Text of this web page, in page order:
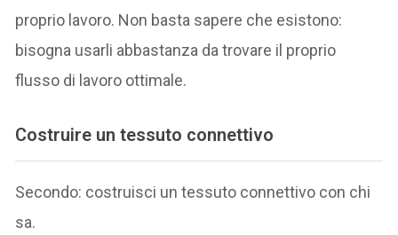
proprio lavoro. Non basta sapere che esistono:
bisogna usarli abbastanza da trovare il proprio
flusso di lavoro ottimale.
Costruire un tessuto connettivo
Secondo: costruisci un tessuto connettivo con chi
sa.